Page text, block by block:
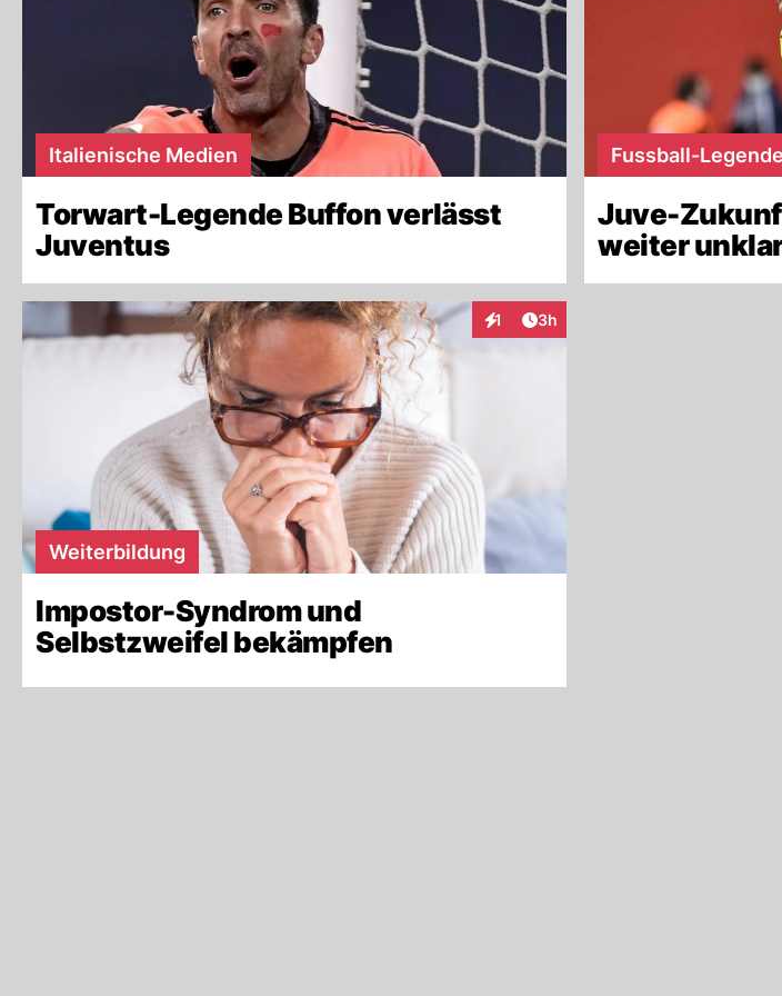
Italienische Medien
Torwart-Legende Buffon verlässt
Juventus
Fussball-
Juve-
weiter
1
InteraktionenArtikel veröffentlicht:
3h
Weiterbildung
Impostor-Syndrom und
Selbstzweifel bekämpfen